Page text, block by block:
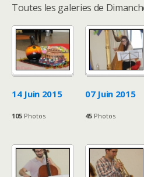
Toutes les galeries de
14 Juin 2015
105 Photos
07 Juin 2015
45 Photos